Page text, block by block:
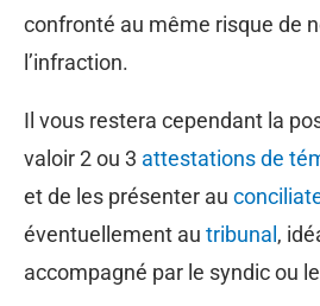
confronté au même risque de
l’infraction.
Il vous restera cependant la
valoir 2 ou 3 attestations de
et de les présenter au
éventuellement au tribunal ,
accompagné par le syndic ou